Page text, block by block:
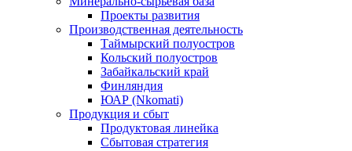
Проекты развития
Производственная деятельность
Таймырский полуостров
Кольский полуостров
Забайкальский край
Финляндия
ЮАР (Nkomati)
Продукция и сбыт
Продуктовая линейка
Сбытовая стратегия